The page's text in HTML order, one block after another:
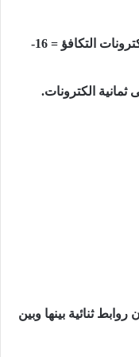
بين الإلكترونات الرابطة والعدد الكلي لإلكترونات التكافؤ = 16-
الكترونات.
ثنائية بينها وبين